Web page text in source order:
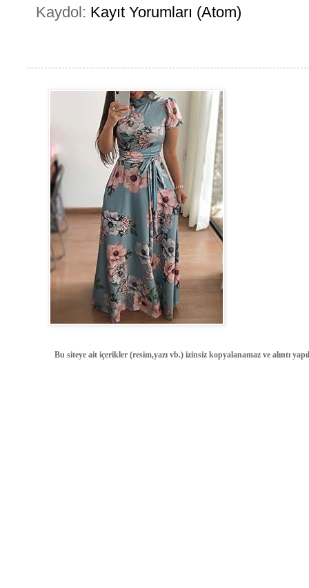
Kaydol: Kayıt Yorumları (Atom)
Bu siteye ait içerikler (resim,yazı vb.) izinsiz kopyalanamaz ve alıntı